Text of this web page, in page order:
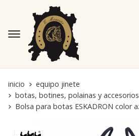
inicio
equipo jinete
botas, botines, polainas y accesorios